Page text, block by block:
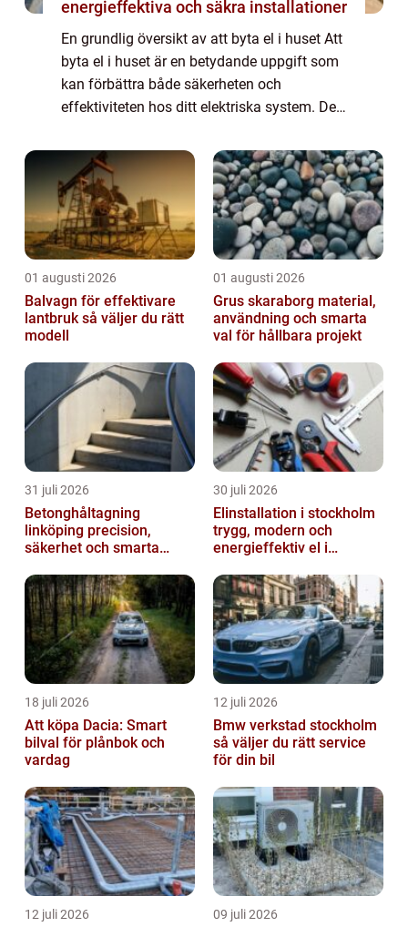
energieffektiva och säkra installationer
En grundlig översikt av att byta el i huset Att
byta el i huset är en betydande uppgift som
kan förbättra både säkerheten och
effektiviteten hos ditt elektriska system. Det
elkomponenter mot moderna och säkrare
al...
01 augusti 2026
Balvagn för effektivare
lantbruk så väljer du rätt
modell
01 augusti 2026
Grus skaraborg material,
användning och smarta
val för hållbara projekt
31 juli 2026
Betonghåltagning
linköping precision,
säkerhet och smarta
30 juli 2026
Elinstallation i stockholm
trygg, modern och
energieffektiv el i
18 juli 2026
Att köpa Dacia: Smart
bilval för plånbok och
vardag
12 juli 2026
Bmw verkstad stockholm
så väljer du rätt service
för din bil
12 juli 2026 09 juli 2026